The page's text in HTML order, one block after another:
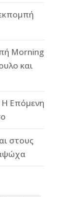
Morning
και
Η Επόμενη
στους